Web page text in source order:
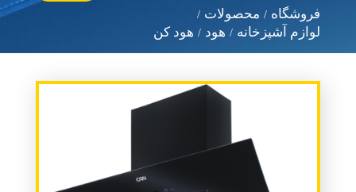
فروشگاه
محصولات
لوازم آشپزخانه
هود هود کن